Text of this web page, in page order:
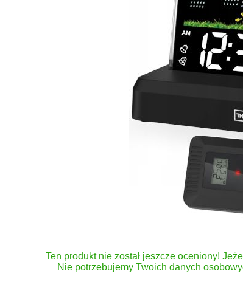
Ten produkt nie został jeszcze oceniony!
Nie potrzebujemy Twoich danych